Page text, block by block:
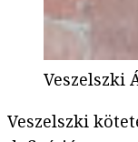
Veszelszki
Veszelszki